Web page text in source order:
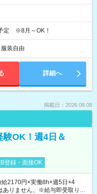
定 ※8月～OK！
服装自由
詳細へ
掲載日：2026.08.08
験OK！週4日＆
登録・面接OK
2170円×実働8h×週5日×4
りません。※給与即受取りサ